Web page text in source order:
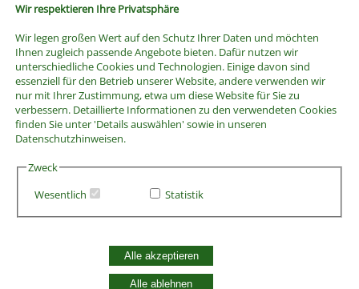
Wir respektieren Ihre Privatsphäre
Wir legen großen Wert auf den Schutz Ihrer Daten und möchten
Ihnen zugleich passende Angebote bieten. Dafür nutzen wir
unterschiedliche Cookies und Technologien. Einige davon sind
essenziell für den Betrieb unserer Website, andere verwenden wir
nur mit Ihrer Zustimmung, etwa um diese Website für Sie zu
verbessern. Detaillierte Informationen zu den verwendeten Cookies
finden Sie unter 'Details auswählen' sowie in unseren
Datenschutzhinweisen.
Zweck
Wesentlich
Statistik
Alle akzeptieren
Alle ablehnen
Widerrufsbelehrung
Vertrag widerrufen
Datenschutzerklärung